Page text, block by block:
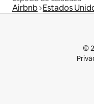
Airbnb Estados
©